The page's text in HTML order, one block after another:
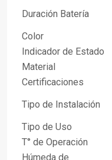
Duración Batería
Color
Indicador de Estado
Material
Certificaciones
Tipo de Instalación
Tipo de Uso
T° de Operación
Húmeda de